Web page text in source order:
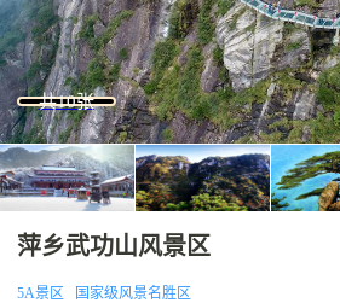
共10张
萍乡武功山风景区
5A景区 国家级风景名胜区